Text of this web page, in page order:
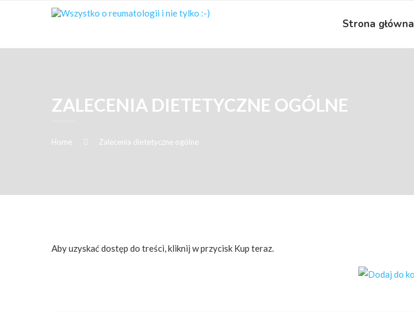
Strona główna
ZALECENIA DIETETYCZNE OGÓLNE
Home Zalecenia dietetyczne ogólne
Aby uzyskać dostęp do treści, kliknij w przycisk Kup teraz.